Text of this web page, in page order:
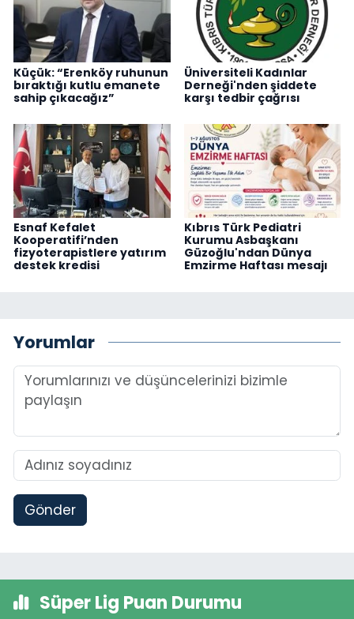
Küçük: “Erenköy ruhunun
bıraktığı kutlu emanete
sahip çıkacağız”
Üniversiteli Kadınlar
Derneği'nden şiddete
karşı tedbir çağrısı
Esnaf Kefalet
Kooperatifi’nden
fizyoterapistlere yatırım
destek kredisi
Kıbrıs Türk Pediatri
Kurumu Asbaşkanı
Güzoğlu'ndan Dünya
Emzirme Haftası mesajı
Yorumlar
Gönder
Süper Lig Puan Durumu